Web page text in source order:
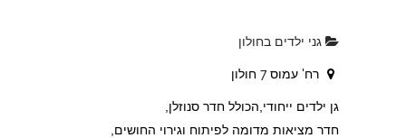
גני ילדים בחולון
רח' עמוס 7 חולון
גן ילדים ייחודי,הכולל חדר סנוזלן,
חדר מציאות מדומה לפיתוח וגירוי החושים,